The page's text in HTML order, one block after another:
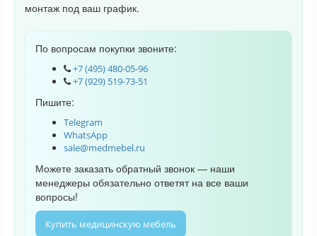
монтаж под ваш график.
По вопросам покупки звоните:
+7 (495) 480-05-96
+7 (929) 519-73-51
Пишите:
Telegram
WhatsApp
sale@medmebel.ru
Можете заказать обратный звонок — наши
менеджеры обязательно ответят на все ваши
вопросы!
Купить медицинскую мебель